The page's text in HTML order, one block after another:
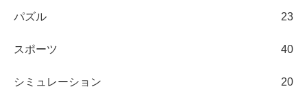
パズル 23
スポーツ 40
シミュレーション 20